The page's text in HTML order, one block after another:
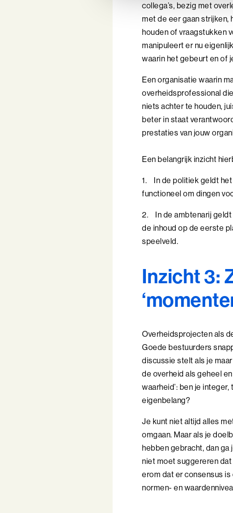
collega’s, bezig met
met de eer gaan strijken,
houden of vraagstukken
manipuleert er nu
waarin het gebeurt en of
Een organisatie waarin
overheidsprofessional
niets achter te houden,
beter in staat
prestaties van jouw
Een belangrijk inzicht
1. In de politiek geldt
functioneel om dingen
2. In de ambtenarij
de inhoud op de eerste
speelveld.
Inzicht 3:
Overheidsprojecten als
Goede bestuurders
discussie stelt als je
de overheid als geheel
waarheid’: ben je
eigenbelang?
Je kunt niet altijd alles
omgaan. Maar als je
hebben gebracht, dan ga
niet moet suggereren
erom dat er consensus
normen- en